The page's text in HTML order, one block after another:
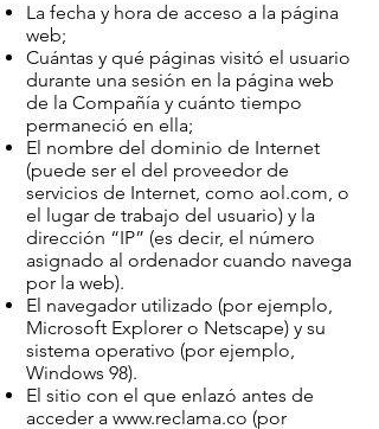
La fecha y hora de acceso a la página
web;
Cuántas y qué páginas visitó el usuario
durante una sesión en la página web
de la Compañía y cuánto tiempo
permaneció en ella;
El nombre del dominio de Internet
(puede ser el del proveedor de
servicios de Internet, como aol.com, o
el lugar de trabajo del usuario) y la
dirección “IP” (es decir, el número
asignado al ordenador cuando navega
por la web).
El navegador utilizado (por ejemplo,
Microsoft Explorer o Netscape) y su
sistema operativo (por ejemplo,
Windows 98).
El sitio con el que enlazó antes de
acceder a www.reclama.co (por